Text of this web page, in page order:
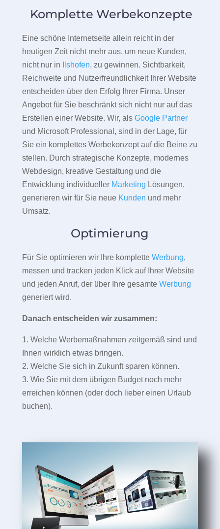
Komplette Werbekonzepte
Eine schöne Internetseite allein reicht in der
heutigen Zeit nicht mehr aus, um neue Kunden,
nicht nur in
Ilshofen, zu gewinnen. Sichtbarkeit,
Reichweite und Nutzerfreundlichkeit Ihrer Website
entscheiden über den Erfolg Ihrer Firma. Unser
Angebot für Sie beschränkt sich nicht nur auf das
Erstellen einer Website. Wir, als Google Partner
und Microsoft Professional, sind in der Lage, für
Sie ein komplettes Werbekonzept auf die Beine zu
stellen. Durch strategische Konzepte, modernes
Webdesign, kreative Gestaltung und die
Entwicklung individueller Marketing Lösungen,
generieren wir für Sie neue Kunden und mehr
Umsatz.
Optimierung
Für Sie optimieren wir Ihre komplette Werbung,
messen und tracken jeden Klick auf Ihrer Website
und jeden Anruf, der über Ihre gesamte Werbung
generiert wird.
Danach entscheiden wir zusammen:
1. Welche Werbemaßnahmen zeitgemäß sind und
Ihnen wirklich etwas bringen.
2. Welche Sie sich in Zukunft sparen können.
3. Wie Sie mit dem übrigen Budget noch mehr
erreichen können (oder doch lieber einen Urlaub
buchen).